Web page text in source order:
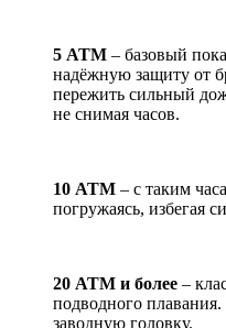
5 АТМ – базовый
надёжную защиту от
пережить сильный
не снимая часов.
10 АТМ – с таким
погружаясь, избегая
20 АТМ и более –
подводного
заводную головку.